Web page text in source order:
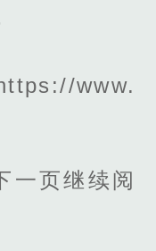
www.
一页继续阅